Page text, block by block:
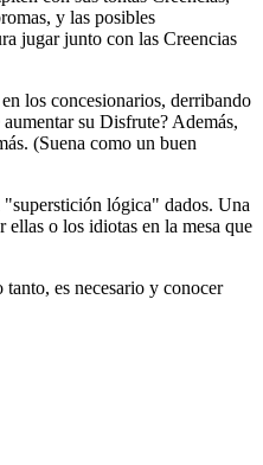
y las posibles
jugar junto con las Creencias
los concesionarios, derribando
su Disfrute? Además,
(Suena como un buen
"superstición lógica" dados. Una
o los idiotas en la mesa que
es necesario y conocer